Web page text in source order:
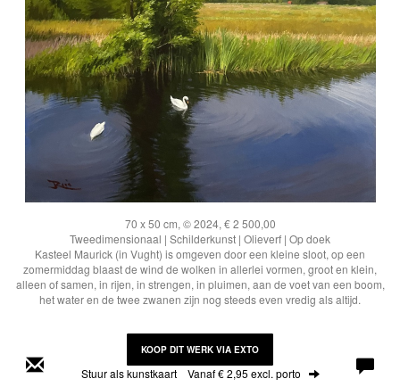
70 x 50 cm, © 2024, € 2 500,00
Tweedimensionaal | Schilderkunst | Olieverf | Op doek
Kasteel Maurick (in Vught) is omgeven door een kleine sloot, op een
zomermiddag blaast de wind de wolken in allerlei vormen, groot en klein,
alleen of samen, in rijen, in strengen, in pluimen, aan de voet van een boom,
het water en de twee zwanen zijn nog steeds even vredig als altijd.
KOOP DIT WERK VIA EXTO
Stuur als kunstkaart Vanaf € 2,95 excl. porto